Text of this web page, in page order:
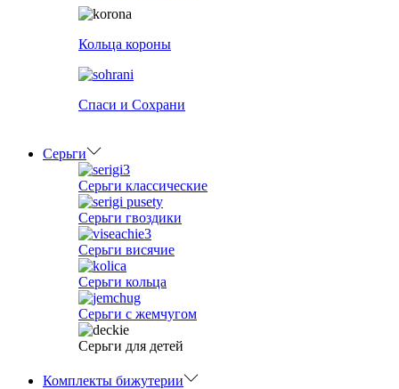
Кольца короны
Спаси и Сохрани
Серьги
Серьги классические
Серьги гвоздики
Серьги висячие
Серьги кольца
Серьги с жемчугом
Серьги для детей
Комплекты бижутерии